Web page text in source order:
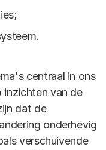
centraal in ons
van de
dat de
onderhevig
verschuivende